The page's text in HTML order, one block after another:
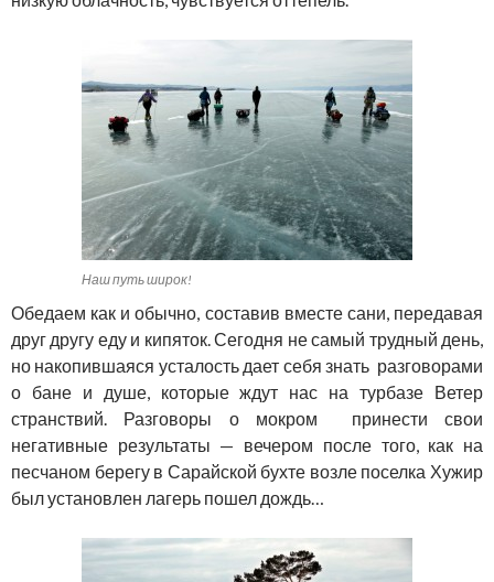
Наш путь широк!
Обедаем как и обычно, составив вместе сани, передавая
друг другу еду и кипяток. Сегодня не самый трудный день,
но накопившаяся усталость дает себя знать разговорами
о бане и душе, которые ждут нас на турбазе Ветер
странствий. Разговоры о мокром принести свои
негативные результаты — вечером после того, как на
песчаном берегу в Сарайской бухте возле поселка Хужир
был установлен лагерь пошел дождь…